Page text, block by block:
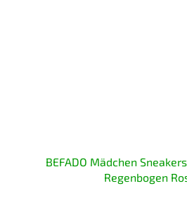
BEFADO Mädchen
Regenbogen